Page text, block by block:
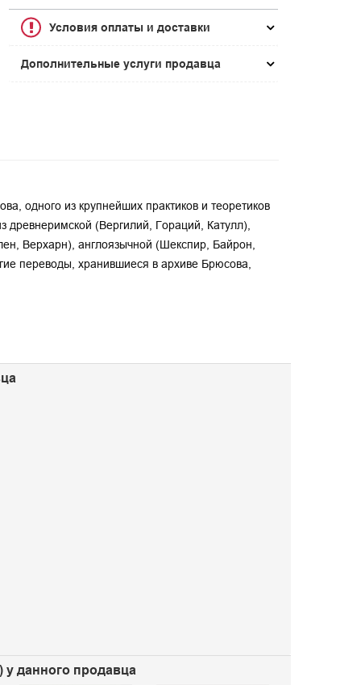
Условия оплаты и доставки
Дополнительные услуги продавца
одного из крупнейших практиков и теоретиков
древнеримской (Вергилий, Гораций, Катулл),
Верхарн), англоязычной (Шекспир, Байрон,
переводы, хранившиеся в архиве Брюсова,
у данного продавца